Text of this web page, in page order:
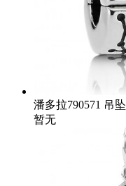
潘多拉790571 吊坠
暂无